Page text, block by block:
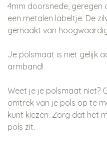
4mm doorsnede, geregen
een metalen labeltje. De
gemaakt van
Je polsmaat is niet gelijk
armband!
Weet je je polsmaat niet?
omtrek van je pols op te
kunt kiezen. Zorg dat het
pols zit.